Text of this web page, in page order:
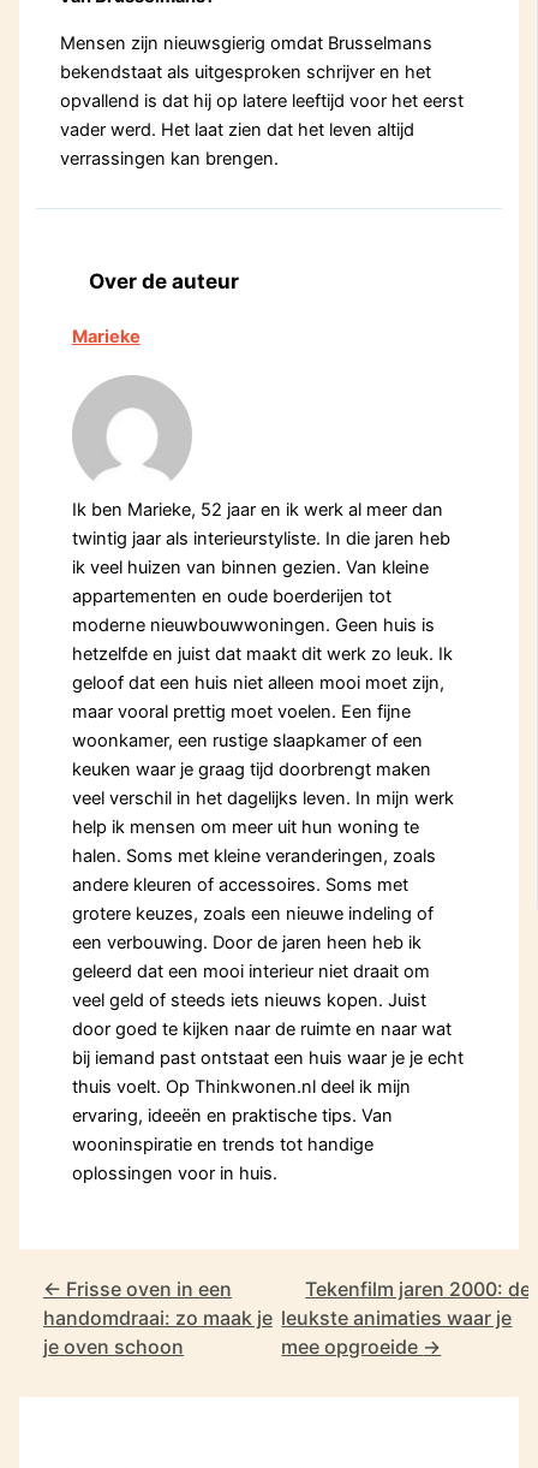
Mensen zijn nieuwsgierig omdat Brusselmans
bekendstaat als uitgesproken schrijver en het
opvallend is dat hij op latere leeftijd voor het eerst
vader werd. Het laat zien dat het leven altijd
verrassingen kan brengen.
Over de auteur
Marieke
Ik ben Marieke, 52 jaar en ik werk al meer dan
twintig jaar als interieurstyliste. In die jaren heb
ik veel huizen van binnen gezien. Van kleine
appartementen en oude boerderijen tot
moderne nieuwbouwwoningen. Geen huis is
hetzelfde en juist dat maakt dit werk zo leuk. Ik
geloof dat een huis niet alleen mooi moet zijn,
maar vooral prettig moet voelen. Een fijne
woonkamer, een rustige slaapkamer of een
keuken waar je graag tijd doorbrengt maken
veel verschil in het dagelijks leven. In mijn werk
help ik mensen om meer uit hun woning te
halen. Soms met kleine veranderingen, zoals
andere kleuren of accessoires. Soms met
grotere keuzes, zoals een nieuwe indeling of
een verbouwing. Door de jaren heen heb ik
geleerd dat een mooi interieur niet draait om
veel geld of steeds iets nieuws kopen. Juist
door goed te kijken naar de ruimte en naar wat
bij iemand past ontstaat een huis waar je je echt
thuis voelt. Op Thinkwonen.nl deel ik mijn
ervaring, ideeën en praktische tips. Van
wooninspiratie en trends tot handige
oplossingen voor in huis.
← Frisse oven in een
handomdraai: zo maak je
je oven schoon
Tekenfilm jaren 2000: de
leukste animaties waar je
mee opgroeide →